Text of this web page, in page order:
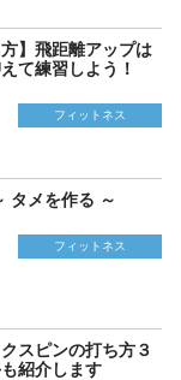
】飛距離アップは
て練習しよう！
フィットネス
タメを作る ～
フィットネス
スピンの打ち方３
紹介します